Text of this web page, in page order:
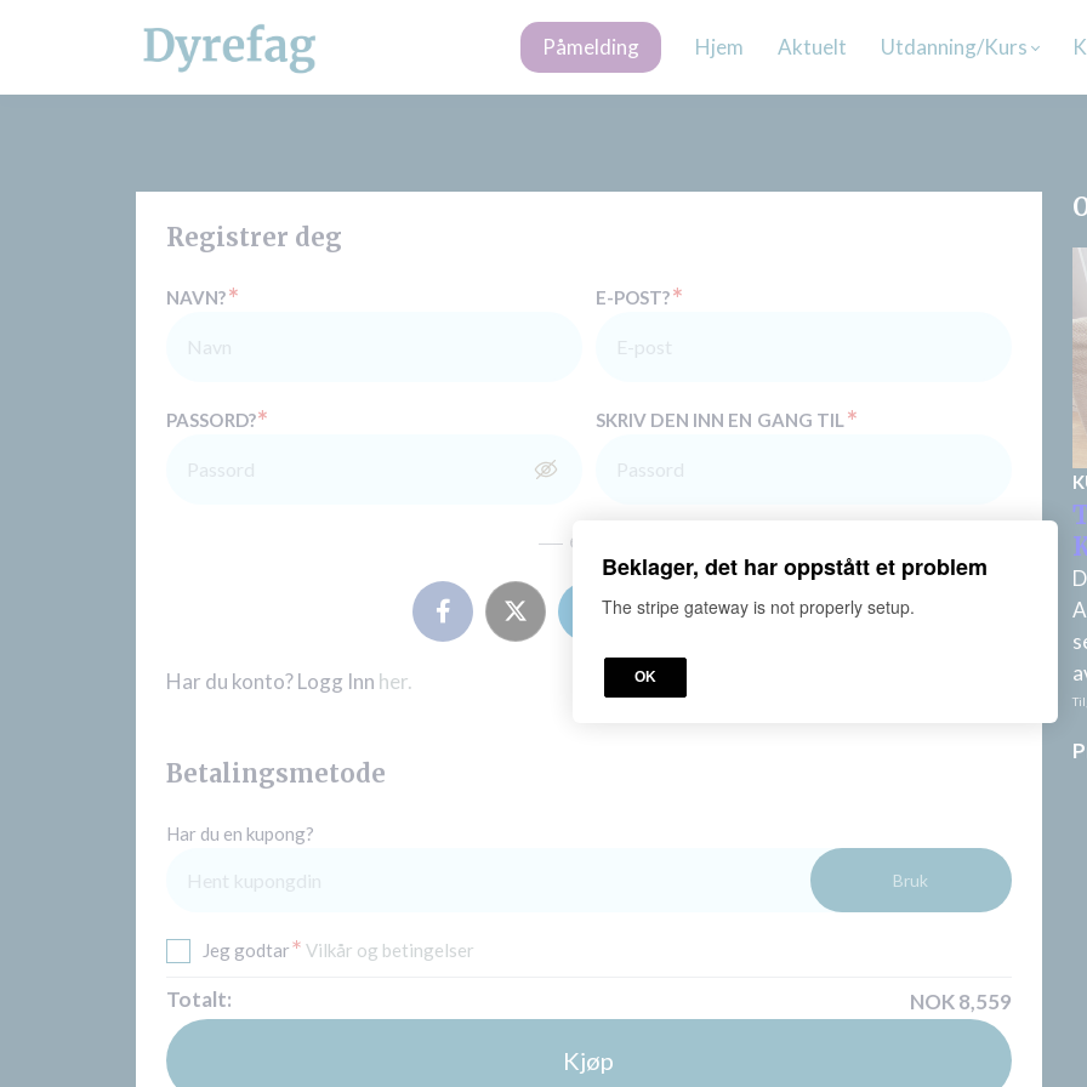
Påmelding Hjem Aktuelt Utdanning/Kurs
Registrer deg
NAVN?* E-POST?*
PASSORD?* SKRIV DEN INN EN GANG TIL*
eller
Har du konto? Logg Inn her.
Betalingsmetode
Har du en kupong?
Bruk
Jeg godtar* Vilkår og betingelser
Totalt: NOK 8,559
Kjøp
Beklager, det har oppstått et problem
The stripe gateway is not properly setup.
OK